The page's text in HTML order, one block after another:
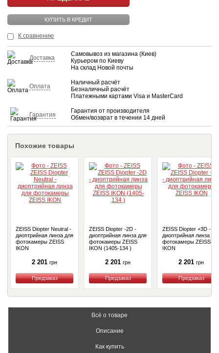
КУПИТЬ
КУПИТЬ В КРЕДИТ
К сравнению
Доставка
Самовывоз из магазина (Киев)
Курьером по Киеву
На склад Новой почты
Оплата
Наличный расчёт
Безналичный расчёт
Платежными картами Visa и MasterCard
Гарантия
Гарантия от производителя
Обмен/возврат в течении 14 дней
Похожие товары
ZEISS Diopter Neutral -
диоптрийная линза для
фотокамеры ZEISS
IKON
2 201 грн
Купить
ZEISS Diopter -2D -
диоптрийная линза для
фотокамеры ZEISS
IKON (1405-134 )
2 201 грн
Купить
ZEISS Diopter +3D -
диоптрийная линза
фотокамеры ZEISS
IKON
2 201 грн
Купить
Всё о товаре
Описание
Как купить